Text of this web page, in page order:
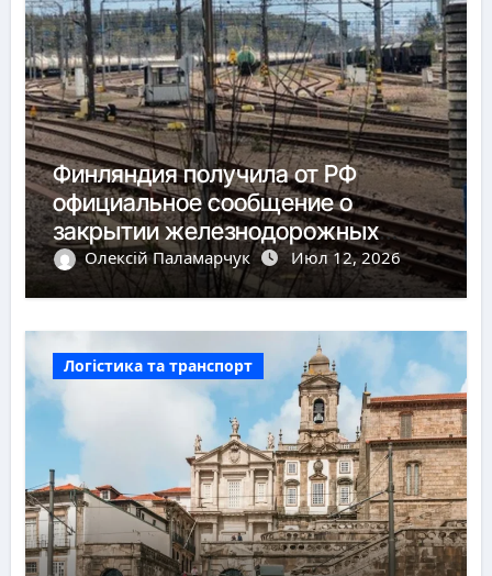
Финляндия получила от РФ
официальное сообщение о
закрытии железнодорожных
пунктов пропуска
Олексій Паламарчук Июл 12, 2026
Логістика та транспорт